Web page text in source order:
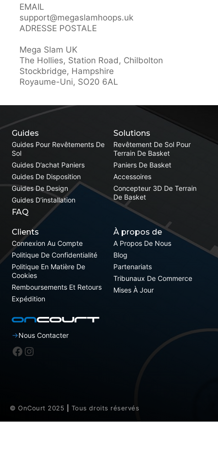
EMAIL
support@megaslamhoops.uk
ADRESSE POSTALE
Mega Slam UK
The Hollies, Station Road, Chilbolton
Stockbridge, Hampshire
Royaume-Uni, SO20 6AL
Solutions
Revêtement De Sol Pour
Terrain De Basket
Paniers De Basket
Accessoires
Concepteur 3D De Terrain
De Basket
Guides
Guides Pour Revêtements De
Sol
Guides D’achat Paniers
Guides De Disposition
Guides De Design
Guides D’installation
FAQ
Clients
Connexion Au Compte
Politique De Confidentialité
Politique En Matière De
Cookies
Remboursements Et Retours
Expédition
À propos de
A Propos De Nous
Blog
Partenariats
Tribunaux De Commerce
Mises À Jour
Nous Contacter
Facebook
Instagram
© OnCourt 2025 Tous droits réservés